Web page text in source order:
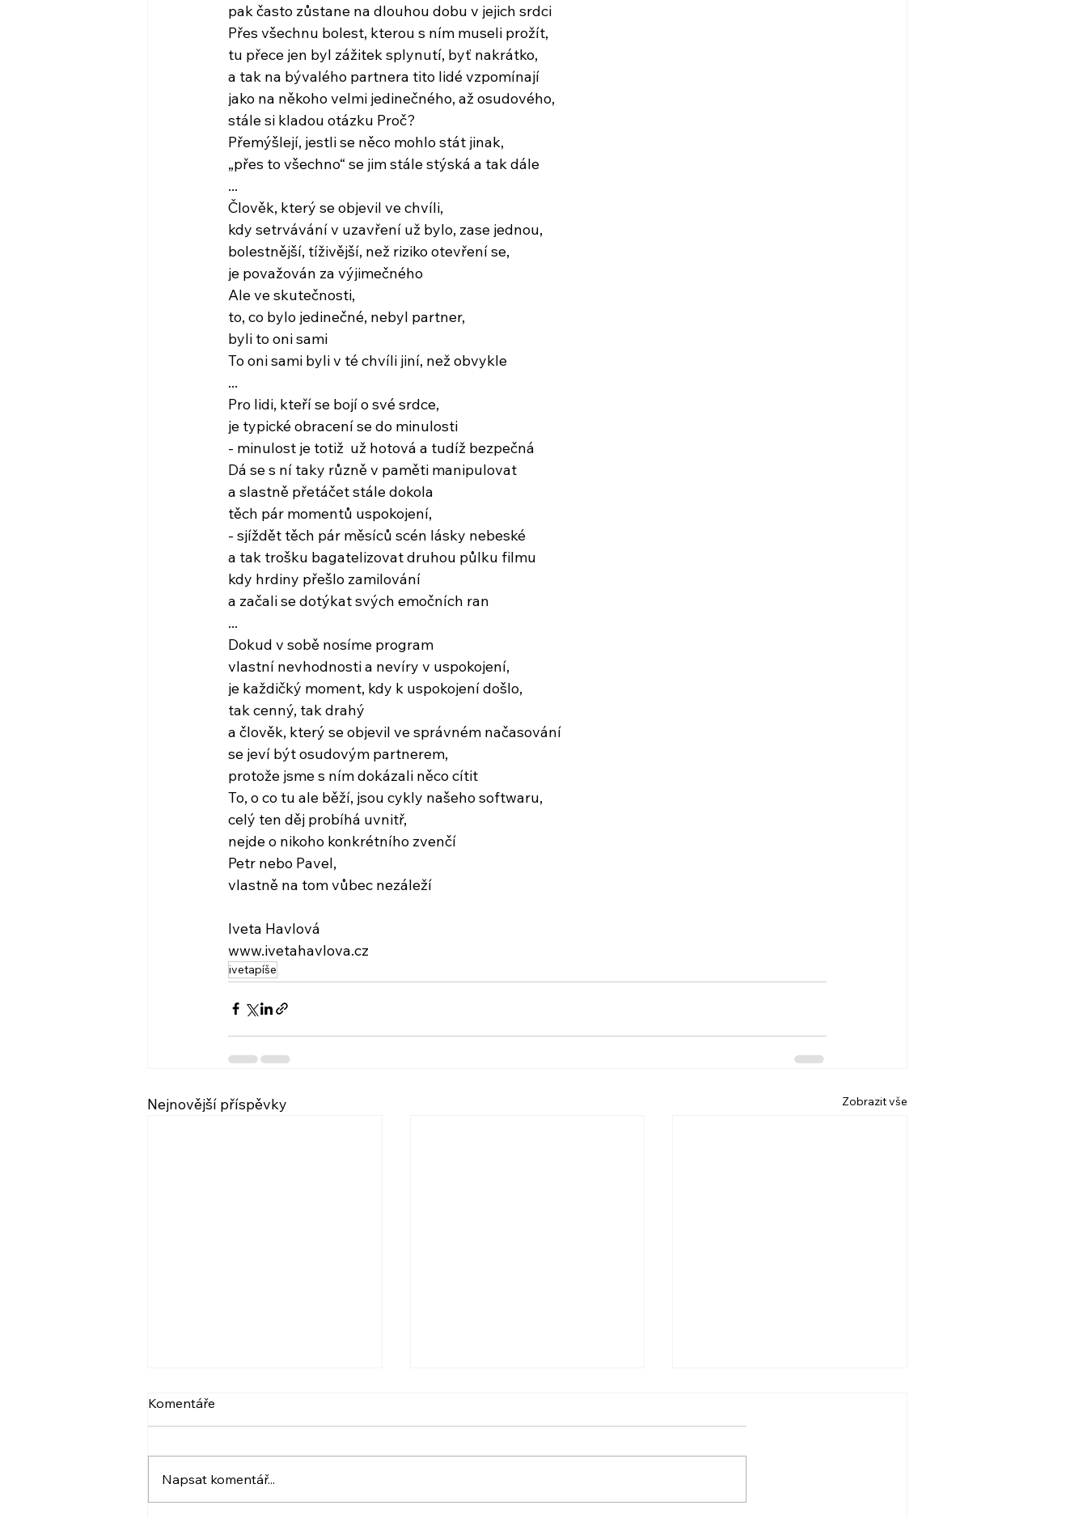
pak často zůstane na dlouhou dobu v jejich srdci
Přes všechnu bolest, kterou s ním museli prožít,
tu přece jen byl zážitek splynutí, byť nakrátko,
a tak na bývalého partnera tito lidé vzpomínají
jako na někoho velmi jedinečného, až osudového,
stále si kladou otázku Proč?
Přemýšlejí, jestli se něco mohlo stát jinak,
„přes to všechno“ se jim stále stýská a tak dále
...
Člověk, který se objevil ve chvíli,
kdy setrvávání v uzavření už bylo, zase jednou,
bolestnější, tíživější, než riziko otevření se,
je považován za výjimečného
Ale ve skutečnosti,
to, co bylo jedinečné, nebyl partner,
byli to oni sami
To oni sami byli v té chvíli jiní, než obvykle
...
Pro lidi, kteří se bojí o své srdce,
je typické obracení se do minulosti
- minulost je totiž  už hotová a tudíž bezpečná
Dá se s ní taky různě v paměti manipulovat
a slastně přetáčet stále dokola
těch pár momentů uspokojení,
- sjíždět těch pár měsíců scén lásky nebeské
a tak trošku bagatelizovat druhou půlku filmu
kdy hrdiny přešlo zamilování
a začali se dotýkat svých emočních ran
...
Dokud v sobě nosíme program
vlastní nevhodnosti a nevíry v uspokojení,
je každičký moment, kdy k uspokojení došlo,
tak cenný, tak drahý
a člověk, který se objevil ve správném načasování
se jeví být osudovým partnerem,
protože jsme s ním dokázali něco cítit
To, o co tu ale běží, jsou cykly našeho softwaru,
celý ten děj probíhá uvnitř,
nejde o nikoho konkrétního zvenčí
Petr nebo Pavel,
vlastně na tom vůbec nezáleží
Iveta Havlová
www.ivetahavlova.cz
ivetapíše
Nejnovější příspěvky Zobrazit vše
VIDEO: NARCIS A
www.ivetahavlova.cz A jestli
můžete, poprosím o sdílení. ☺️
Komentáře
Napsat komentář...